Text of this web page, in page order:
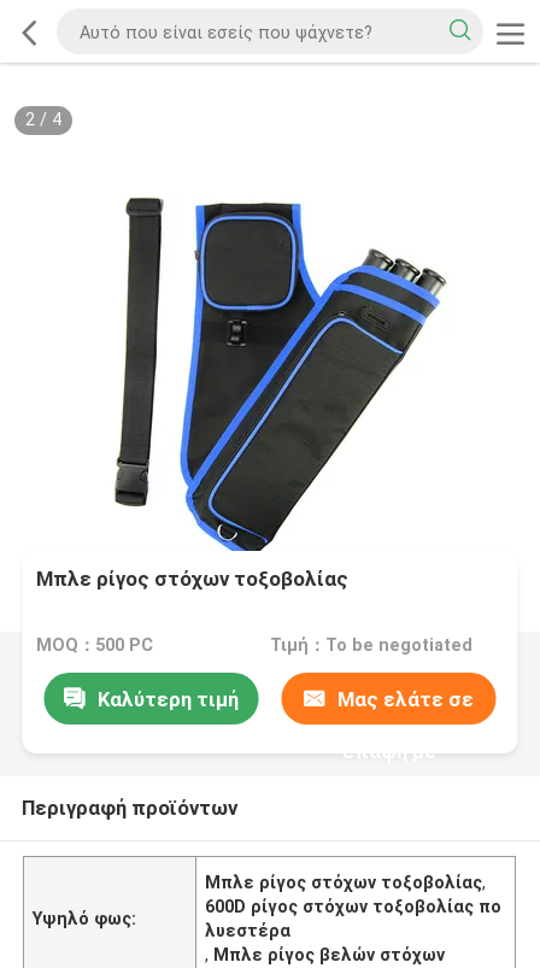
2/ 4
Μπλε ρίγος στόχων τοξοβολίας
MOQ：500 PC Τιμή：To be negotiated
Καλύτερη τιμή Μας ελάτε σε
επαφή με
Περιγραφή προϊόντων
Υψηλό φως:
Μπλε ρίγος στόχων τοξοβολίας,
600D ρίγος στόχων τοξοβολίας πο
λυεστέρα
, Μπλε ρίγος βελών στόχων